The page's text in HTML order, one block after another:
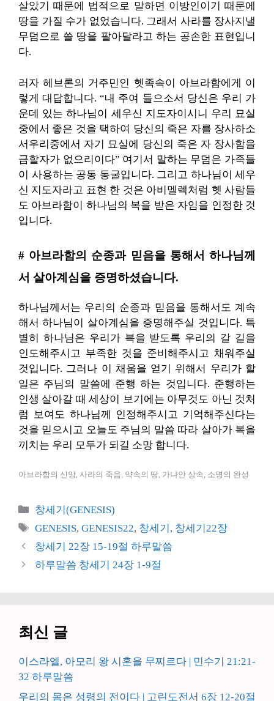
살았기 때문에 법적으로 말하면 이방인이기 때문에
땅을 가질 수가 없었습니다. 그래서 사라를 장사지낼
무덤으로 쓸 땅을 팔아달라고 하는 공손한 표현입니
다.
러자 헤브론의 거주민인 헷족속이 아브라함에게 이
렇게 대답합니다. “내 주여 들으소서 당신은 우리 가
운데 있는 하나님이 세우신 지도자이시니 우리 묘실
중에서 좋은 것을 택하여 당신의 죽은 자를 장사하소
서우리중에서 자기 묘실에 당신의 죽은 자 장사함을
금할자가 없으리이다” 여기서 말하는 무덤은 가족들
이 사용하는 공동 동굴입니다. 그리고 하나님이 세우
신 지도자라고 표현 한 것은 아비멜렉처럼 헷 사람들
도 아브라함이 하나님의 복을 받은 자임을 인정한 것
입니다.
# 아브라함의 순종과 믿음을 통해서 하나님께
서 살아계심을 증명하셨습니다.
하나님께서는 우리의 순종과 믿음을 통해서도 계속
해서 하나님이 살아계심을 증명해주실 것입니다. 특
별히 하나님은 우리가 복을 받도록 우리의 갈 길을
인도해주시고 부족한 것을 준비해주시고 채워주실
것입니다. 그러나 이 채움을 얻기 위해서 우리가 할
일은 주님의 말씀에 준행 하는 것입니다. 준행하는
인생 살아갈 때 세상이 보기에는 아무것도 아닌 것처
럼 보여도 하나님께 인정해주시고 기억해주신다는
것을 믿으시고 오늘도 주님의 말씀 따라 살아가 복을
끼치는 우리 모두가 되길 소망 합니다.
아브라함의 신앙, 사라의 죽음, 약속의 땅, 가나안 상속, 소명의 완성
카
테
리
창세기(GENESIS)
태
그
GENESIS,GENESIS22, 창세기 , 창세기22장
창세기 22장 15-19절 하루말씀
하루말씀 창세기 24장 1-9절
최신 글
이스라엘, 아모리 왕 시혼을 무찌르다 | 민수기 21:21-
32 하루말씀
우리의 몸은 성령의 전이다 | 고린도전서 6장 12-20절